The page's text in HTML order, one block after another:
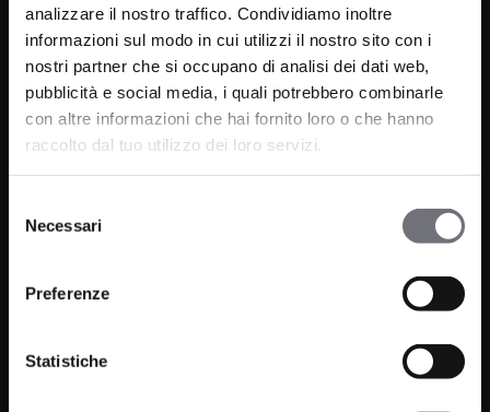
analizzare il nostro traffico. Condividiamo inoltre
informazioni sul modo in cui utilizzi il nostro sito con i
nostri partner che si occupano di analisi dei dati web,
pubblicità e social media, i quali potrebbero combinarle
con altre informazioni che hai fornito loro o che hanno
raccolto dal tuo utilizzo dei loro servizi.
delNecessari
Preferenze
Statistiche
Via C. Rolando 111, Gozzano (NO) 28024
P.IVA 00265030031
Telefono:
Prodotti